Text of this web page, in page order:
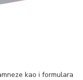
kao i formulara